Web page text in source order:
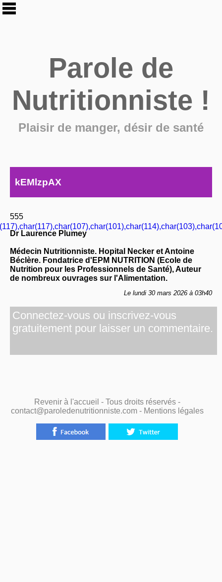
Parole de
Nutritionniste !
Plaisir de manger, désir de santé
kEMlzpAX
555
Dr Laurence Plumey
Médecin Nutritionniste. Hopital Necker et Antoine
Béclère. Fondatrice d'EPM NUTRITION (Ecole de
Nutrition pour les Professionnels de Santé), Auteur
de nombreux ouvrages sur l'Alimentation.
Le lundi 30 mars 2026 à 03h40
Connectez-vous ou inscrivez-vous
gratuitement pour laisser un commentaire.
Revenir à l'accueil - Tous droits réservés -
contact@paroledenutritionniste.com - Mentions légales